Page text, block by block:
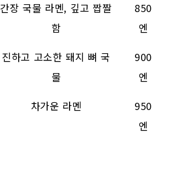
간장 국물 라멘, 깊고 짭짤
함
850
엔
진하고 고소한 돼지 뼈 국
물
900
엔
차가운 라멘
950
엔